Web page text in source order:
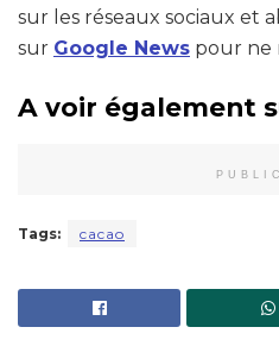
sur les réseaux sociaux et
sur Google News pour ne
A voir également
Tags: cacao